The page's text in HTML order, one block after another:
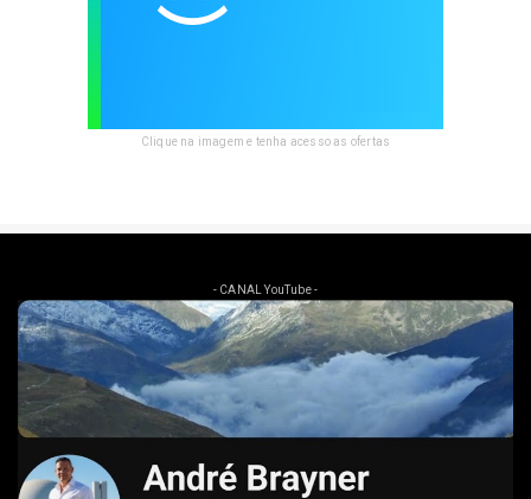
Clique na imagem e tenha acesso as ofertas
- CANAL YouTube -